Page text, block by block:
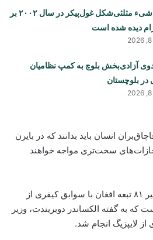
پنتاگون: شیء مثلثی‌شکل غول‌پیکر در سال ۲۰۰۲ بر
دیده شده است
آزادی‌بخش بلوچ به کمپ نظامیان
در بلوچستان
انسان باید بدانند که در بایرن
سخت‌تری مواجه خواهند
این اظهارات در پی اخراج اخیر ۸۱ تبعه افغان با سوابق کیفری از
به گفته الکساندر دوبریندت، وزیر
از لایپزیگ انجام شد.